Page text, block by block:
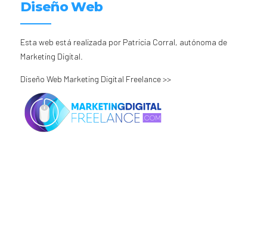
Diseño Web
Esta web está realizada por Patricia Corral, autónoma de
Marketing Digital.
Diseño Web Marketing Digital Freelance >>